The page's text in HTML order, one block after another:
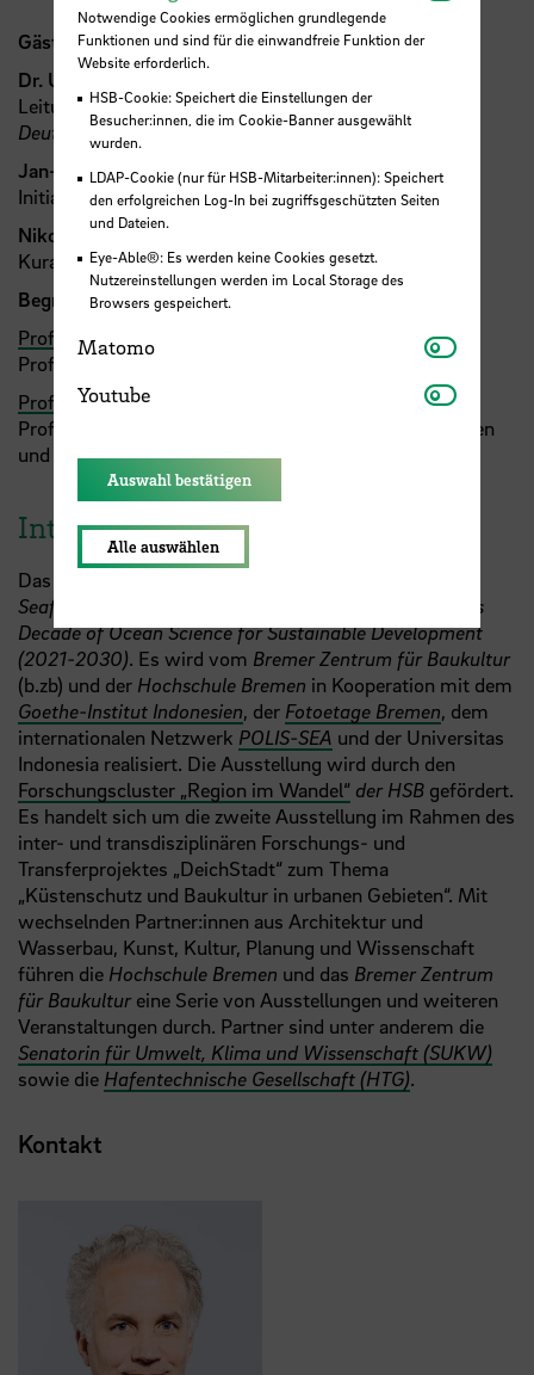
Gäste
Dr. Ulrike Heine
Leitung der Geschäftsstelle des
Deutschen Komitees der UN-Ozeandekade (ODK)
Jan-Philipp Possmann,
Initiator des internationalen NetzwerkesPOLIS_SEA
Nikolai Wolff und Kay Michalak
Kuratoren der Ausstellung.Fotoetage Bremen
Begrüßung:
Prof. Dr. Christian von Wissel
Professur Theorie der Stadt, und
Prof. Dr. Heiko Spekker
Professur Wasserbau, beide Fakultät Architektur, Bauen
und Umwelt an derHSB.
Internationale Kooperation
Das Projekt
Seafront“
United Nations
Decade of Ocean Science for Sustainable Development
(2021-2030). Es wird vom Bremer Zentrum für Baukultur
(b.zb) und der Hochschule Bremen in Kooperation mit dem
Goethe-Institut Indonesien, der Fotoetage Bremen, dem
internationalen Netzwerk POLIS-SEA und der Universitas
Indonesia realisiert. Die Ausstellung wird durch den
Forschungscluster „Region im Wandel“ der HSB gefördert.
Es handelt sich um die zweite Ausstellung im Rahmen des
inter- und transdisziplinären Forschungs- und
Transferprojektes „DeichStadt“ zum Thema
„Küstenschutz und Baukultur in urbanen Gebieten“. Mit
wechselnden Partner:innen aus Architektur und
Wasserbau, Kunst, Kultur, Planung und Wissenschaft
führen die Hochschule Bremen und das Bremer Zentrum
für Baukultur eine Serie von Ausstellungen und weiteren
Veranstaltungen durch. Partner sind unter anderem die
Senatorin für Umwelt, Klima und Wissenschaft (SUKW)
sowie die Hafentechnische Gesellschaft (HTG).
Kontakt
Notwendige Cookies ermöglichen grundlegende
Funktionen und sind für die einwandfreie Funktion der
Website erforderlich.
HSB-Cookie: Speichert die Einstellungen der
Besucher:innen, die im Cookie-Banner ausgewählt
wurden.
LDAP-Cookie (nur für HSB-Mitarbeiter:innen): Speichert
den erfolgreichen Log-In bei zugriffsgeschützten Seiten
und Dateien.
Eye-Able®: Es werden keine Cookies gesetzt.
Nutzereinstellungen werden im Local Storage des
Browsers gespeichert.
Matomo Matomo
Youtube Youtube
Auswahl bestätigen
Alle auswählen